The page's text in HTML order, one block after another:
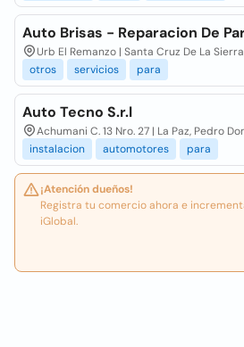
Auto Brisas - Reparacion De
Urb El Remanzo | Santa Cruz De La
otros
servicios para
Auto Tecno S.r.l
Achumani C. 13 Nro. 27 | La Paz, Pedro
instalacion
automotores para
¡Atención dueños!
Registra tu comercio ahora e
iGlobal.